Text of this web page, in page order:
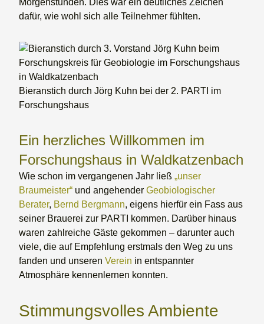
dafür, wie wohl sich alle Teilnehmer fühlten.
Bieranstich durch Jörg Kuhn bei der 2. PARTI im
Forschungshaus
Ein herzliches Willkommen im
Forschungshaus in Waldkatzenbach
Wie schon im vergangenen Jahr ließ „unser
Braumeister“ und angehender Geobiologischer
Berater, Bernd Bergmann, eigens hierfür ein Fass aus
seiner Brauerei zur PARTI kommen. Darüber hinaus
waren zahlreiche Gäste gekommen – darunter auch
viele, die auf Empfehlung erstmals den Weg zu uns
fanden und unseren Verein in entspannter
Atmosphäre kennenlernen konnten.
Stimmungsvolles Ambiente